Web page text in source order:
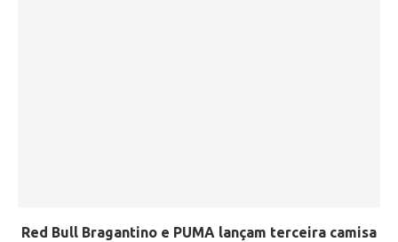
Red Bull Bragantino e PUMA lançam terceira camisa